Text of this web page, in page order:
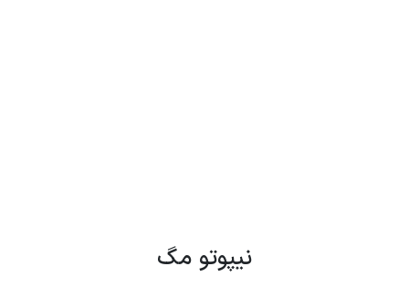
نیپوتو مگ